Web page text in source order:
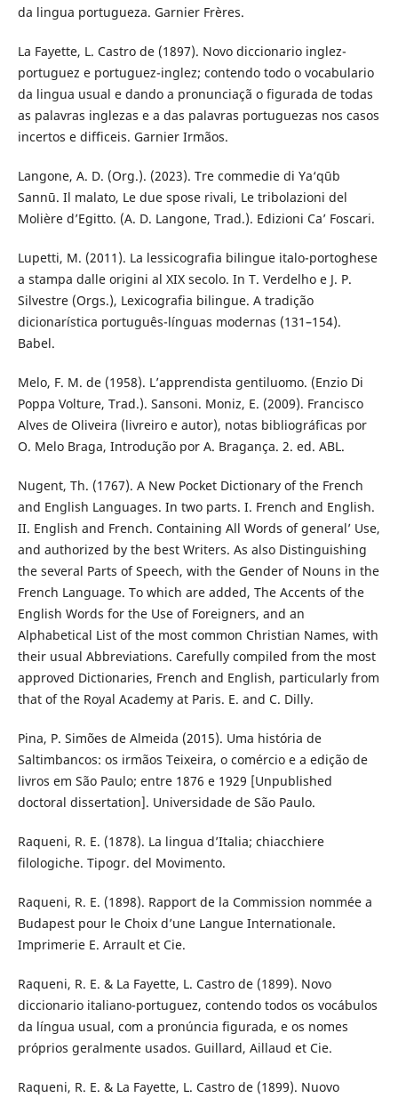
da lingua portugueza. Garnier Frères.
La Fayette, L. Castro de (1897). Novo diccionario inglez-
portuguez e portuguez-inglez; contendo todo o vocabulario
da lingua usual e dando a pronunciaçã o figurada de todas
as palavras inglezas e a das palavras portuguezas nos casos
incertos e difficeis. Garnier Irmãos.
Langone, A. D. (Org.). (2023). Tre commedie di Ya‘qūb
Sannū. Il malato, Le due spose rivali, Le tribolazioni del
Molière d’Egitto. (A. D. Langone, Trad.). Edizioni Ca’ Foscari.
Lupetti, M. (2011). La lessicografia bilingue italo-portoghese
a stampa dalle origini al XIX secolo. In T. Verdelho e J. P.
Silvestre (Orgs.), Lexicografia bilingue. A tradição
dicionarística português-línguas modernas (131–154).
Babel.
Melo, F. M. de (1958). L’apprendista gentiluomo. (Enzio Di
Poppa Volture, Trad.). Sansoni. Moniz, E. (2009). Francisco
Alves de Oliveira (livreiro e autor), notas bibliográficas por
O. Melo Braga, Introdução por A. Bragança. 2. ed. ABL.
Nugent, Th. (1767). A New Pocket Dictionary of the French
and English Languages. In two parts. I. French and English.
II. English and French. Containing All Words of general’ Use,
and authorized by the best Writers. As also Distinguishing
the several Parts of Speech, with the Gender of Nouns in the
French Language. To which are added, The Accents of the
English Words for the Use of Foreigners, and an
Alphabetical List of the most common Christian Names, with
their usual Abbreviations. Carefully compiled from the most
approved Dictionaries, French and English, particularly from
that of the Royal Academy at Paris. E. and C. Dilly.
Pina, P. Simões de Almeida (2015). Uma história de
Saltimbancos: os irmãos Teixeira, o comércio e a edição de
livros em São Paulo; entre 1876 e 1929 [Unpublished
doctoral dissertation]. Universidade de São Paulo.
Raqueni, R. E. (1878). La lingua d’Italia; chiacchiere
filologiche. Tipogr. del Movimento.
Raqueni, R. E. (1898). Rapport de la Commission nommée a
Budapest pour le Choix d’une Langue Internationale.
Imprimerie E. Arrault et Cie.
Raqueni, R. E. & La Fayette, L. Castro de (1899). Novo
diccionario italiano-portuguez, contendo todos os vocábulos
da língua usual, com a pronúncia figurada, e os nomes
próprios geralmente usados. Guillard, Aillaud et Cie.
Raqueni, R. E. & La Fayette, L. Castro de (1899). Nuovo